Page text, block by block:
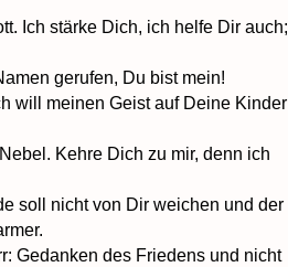
Ich stärke Dich, ich helfe Dir auch;
gerufen, Du bist mein!
will meinen Geist auf Deine Kinder
Kehre Dich zu mir, denn ich
soll nicht von Dir weichen und der
Gedanken des Friedens und nicht